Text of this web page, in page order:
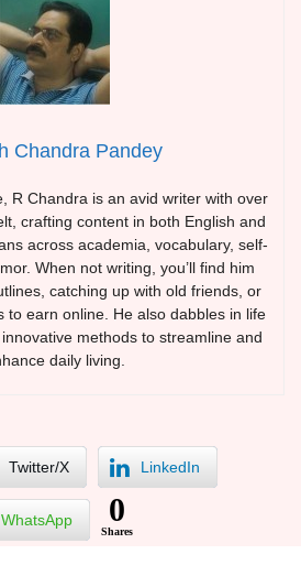
Chandra Pandey
R Chandra is an avid writer with over
crafting content in both English and
across academia, vocabulary, self-
When not writing, you’ll find him
catching up with old friends, or
to earn online. He also dabbles in life
methods to streamline and
daily living.
Twitter/X LinkedIn
WhatsApp 0
Shares